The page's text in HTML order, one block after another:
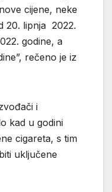
cijene, neke
20. lipnja 2022.
godine, a
rečeno je iz
i
kad u godini
cigareta, s tim
uključene